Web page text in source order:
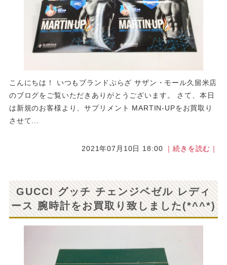
こんにちは！ いつもブランドぷらざ サザン・モール久留米店
のブログをご覧いただきありがとうございます。 さて、本日
は新規のお客様より、サプリメント MARTIN-UPをお買取り
させて...
2021年07月10日 18:00 ｜続きを読む｜
GUCCI グッチ チェンジベゼル レディ
ース 腕時計をお買取り致しました(*^^*)